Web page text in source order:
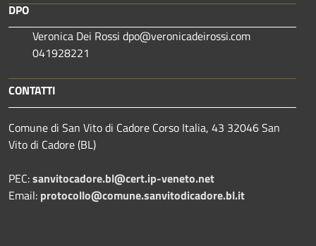
DPO
Veronica Dei Rossi dpo@veronicadeirossi.com
041928221
CONTATTI
Comune di San Vito di Cadore Corso Italia, 43 32046 San
Vito di Cadore (BL)
PEC:sanvitocadore.bl@cert.ip-veneto.net
Email: protocollo@comune.sanvitodicadore.bl.it